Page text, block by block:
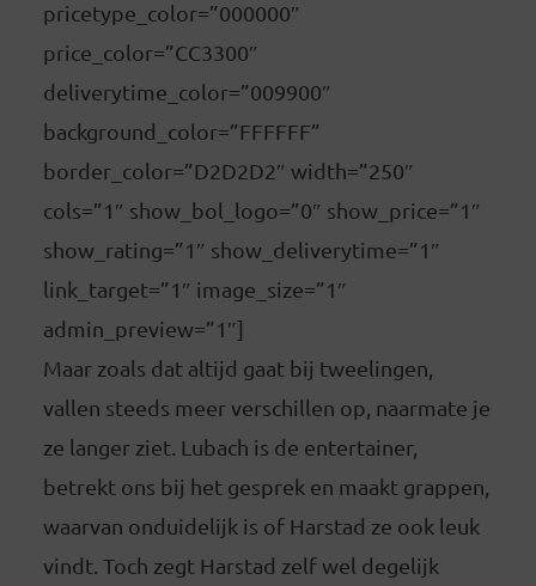
pricetype_color=”000000″
price_color=”CC3300″
deliverytime_color=”009900″
background_color=”FFFFFF”
border_color=”D2D2D2″ width=”250″
cols=”1″ show_bol_logo=”0″ show_price=”1″
show_rating=”1″ show_deliverytime=”1″
link_target=”1″ image_size=”1″
admin_preview=”1″]
Maar zoals dat altijd gaat bij tweelingen,
vallen steeds meer verschillen op, naarmate je
ze langer ziet. Lubach is de entertainer,
betrekt ons bij het gesprek en maakt grappen,
waarvan onduidelijk is of Harstad ze ook leuk
vindt. Toch zegt Harstad zelf wel degelijk